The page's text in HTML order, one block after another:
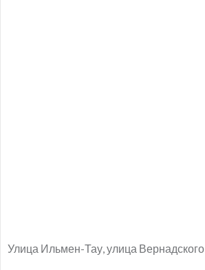
Улица Ильмен-Тау, улица Вернадского